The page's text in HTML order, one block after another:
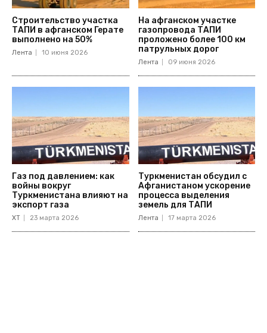
Строительство участка
ТАПИ в афганском Герате
выполнено на 50%
Лента 10 июня 2026
На афганском участке
газопровода ТАПИ
проложено более 100 км
патрульных дорог
Лента 09 июня 2026
Газ под давлением: как
войны вокруг
Туркменистана влияют на
экспорт газа
ХТ 23 марта 2026
Туркменистан обсудил с
Афганистаном ускорение
процесса выделения
земель для ТАПИ
Лента 17 марта 2026